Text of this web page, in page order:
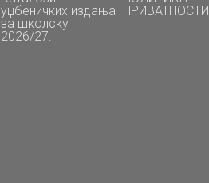
уџбеничких издања
за школску
2026/27.
ПРИВАТНОСТИ